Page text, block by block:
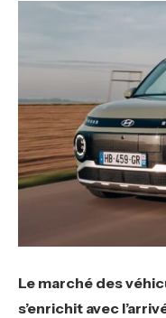
Le marché des
s’enrichit avec